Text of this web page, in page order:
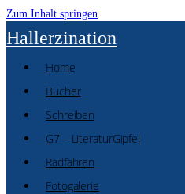
Zum Inhalt springen
Hallerzination
Home
Bücher
Schreiben
G7 – LiteraturGipfel
Radfahren
Fotogalerie